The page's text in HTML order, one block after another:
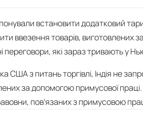
встановити додатковий
ввезення товарів,
переговори, які зараз тривають у
США з питань торгівлі, Індія не
за допомогою примусової
пов'язаних з примусовою